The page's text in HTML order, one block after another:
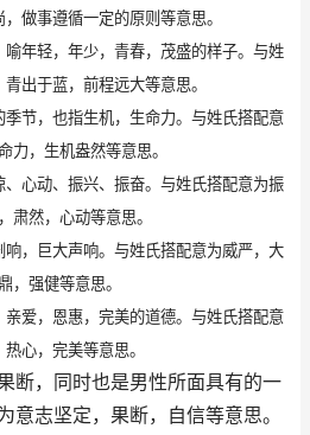
做事遵循一定的原则等意思。
喻年轻，年少，青春，茂盛的样子。与姓
出于蓝，前程远大等意思。
季节，也指生机，生命力。与姓氏搭配意
力，生机盎然等意思。
、心动、振兴、振奋。与姓氏搭配意为振
肃然，心动等意思。
响，巨大声响。与姓氏搭配意为威严，大
，强健等意思。
亲爱，恩惠，完美的道德。与姓氏搭配意
心，完美等意思。
断，同时也是男性所面具有的一
意志坚定，果断，自信等意思。